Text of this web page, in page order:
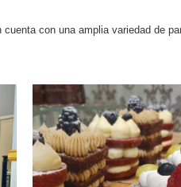
con una amplia variedad de